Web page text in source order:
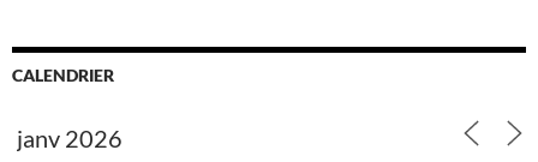
CALENDRIER